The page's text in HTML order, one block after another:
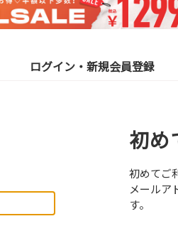
ログイン・新規会員登録
初め
初めてご
メールア
す。